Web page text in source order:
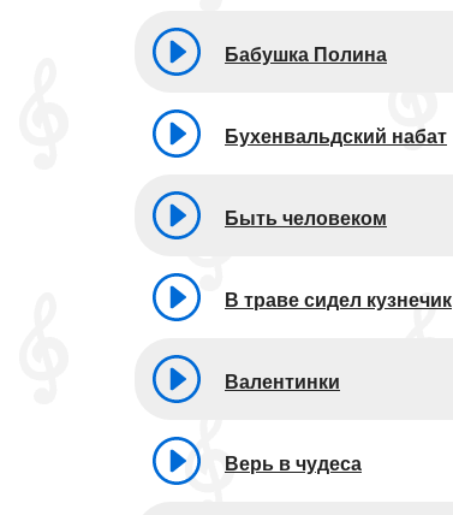
Бабушка Полина
Бухенвальдский набат
Быть человеком
В траве сидел кузнечик
Валентинки
Верь в чудеса